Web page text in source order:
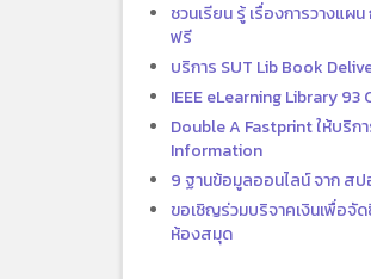
ชวนเรียน รู้ เรื่องการวางแผ
ฟรี
บริการ SUT Lib Book
IEEE eLearning Library 93
Double A Fastprint ให้บริก
Information
9 ฐานข้อมูลออนไลน์ จาก ส
ขอเชิญร่วมบริจาคเงินเพื่อจั
ห้องสมุด